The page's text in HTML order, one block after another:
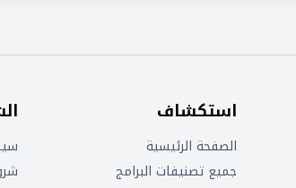
استكشاف
الصفحة الرئيسية
جميع تصنيفات البرامج